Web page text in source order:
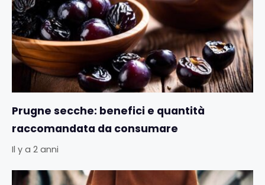
Prugne secche: benefici e quantità
raccomandata da consumare
Il y a 2 anni